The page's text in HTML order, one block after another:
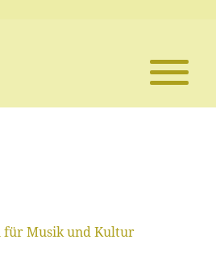
für Musik und Kultur
Die TKI
Mitglieder